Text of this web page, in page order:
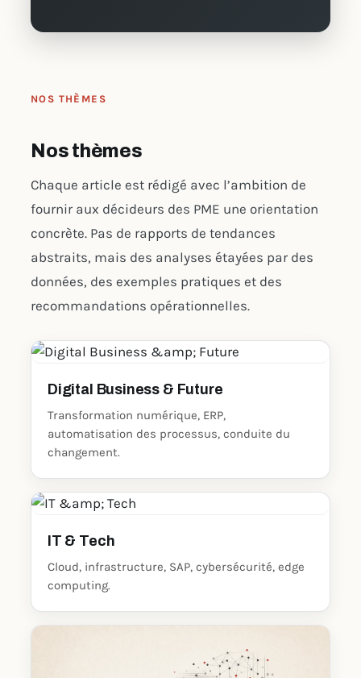
NOS THÈMES
Nos thèmes
Chaque article est rédigé avec l’ambition de
fournir aux décideurs des PME une orientation
concrète. Pas de rapports de tendances
abstraits, mais des analyses étayées par des
données, des exemples pratiques et des
recommandations opérationnelles.
Digital Business & Future
Transformation numérique, ERP,
automatisation des processus, conduite du
changement.
IT & Tech
Cloud, infrastructure, SAP, cybersécurité, edge
computing.